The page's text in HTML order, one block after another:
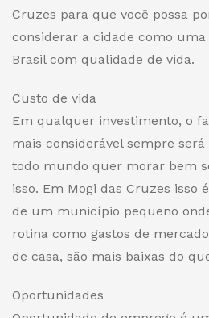
Cruzes para que você possa
considerar a cidade como uma
Brasil com qualidade de vida.
Custo de vida
Em qualquer investimento, o
mais considerável sempre
todo mundo quer morar bem
isso. Em Mogi das Cruzes isso
de um município pequeno
rotina como gastos de
de casa, são mais baixas do
Oportunidades